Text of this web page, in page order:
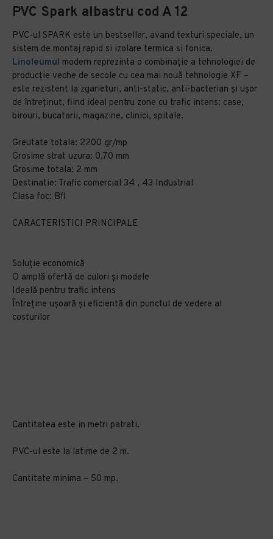
PVC Spark albastru cod A 12
PVC-ul SPARK este un bestseller, avand texturi speciale, un
sistem de montaj rapid si izolare termica si fonica.
Linoleumul modern reprezinta o combinaţie a tehnologiei de
producţie veche de secole cu cea mai nouă tehnologie XF –
este rezistent la zgarieturi, anti-static, anti-bacterian şi uşor
de întreţinut, fiind ideal pentru zone cu trafic intens: case,
birouri, bucatarii, magazine, clinici, spitale.
Greutate totala: 2200 gr/mp
Grosime strat uzura: 0,70 mm
Grosime totala: 2 mm
Destinatie: Trafic comercial 34 , 43 Industrial
Clasa foc: Bfl
CARACTERISTICI PRINCIPALE
Soluție economică
O amplă ofertă de culori și modele
Ideală pentru trafic intens
Întreține ușoară și eficientă din punctul de vedere al
costurilor
Cantitatea este in metri patrati.
PVC-ul este la latime de 2 m.
Cantitate minima – 50 mp.